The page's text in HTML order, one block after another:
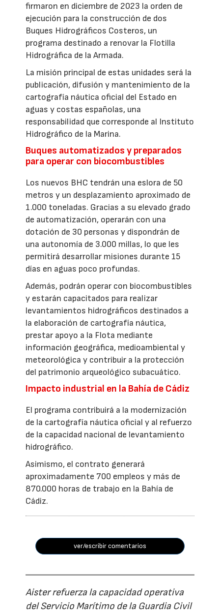
firmaron en diciembre de 2023 la orden de
ejecución para la construcción de dos
Buques Hidrográficos Costeros, un
programa destinado a renovar la Flotilla
Hidrográfica de la Armada.
La misión principal de estas unidades será la
publicación, difusión y mantenimiento de la
cartografía náutica oficial del Estado en
aguas y costas españolas, una
responsabilidad que corresponde al Instituto
Hidrográfico de la Marina.
Buques automatizados y preparados
para operar con biocombustibles
Los nuevos BHC tendrán una eslora de 50
metros y un desplazamiento aproximado de
1.000 toneladas. Gracias a su elevado grado
de automatización, operarán con una
dotación de 30 personas y dispondrán de
una autonomía de 3.000 millas, lo que les
permitirá desarrollar misiones durante 15
días en aguas poco profundas.
Además, podrán operar con biocombustibles
y estarán capacitados para realizar
levantamientos hidrográficos destinados a
la elaboración de cartografía náutica,
prestar apoyo a la Flota mediante
información geográfica, medioambiental y
meteorológica y contribuir a la protección
del patrimonio arqueológico subacuático.
Impacto industrial en la Bahía de Cádiz
El programa contribuirá a la modernización
de la cartografía náutica oficial y al refuerzo
de la capacidad nacional de levantamiento
hidrográfico.
Asimismo, el contrato generará
aproximadamente 700 empleos y más de
870.000 horas de trabajo en la Bahía de
Cádiz.
ver/escribir comentarios
Aister refuerza la capacidad operativa
del Servicio Marítimo de la Guardia Civil